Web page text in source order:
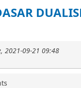
2021-09-21 09:48